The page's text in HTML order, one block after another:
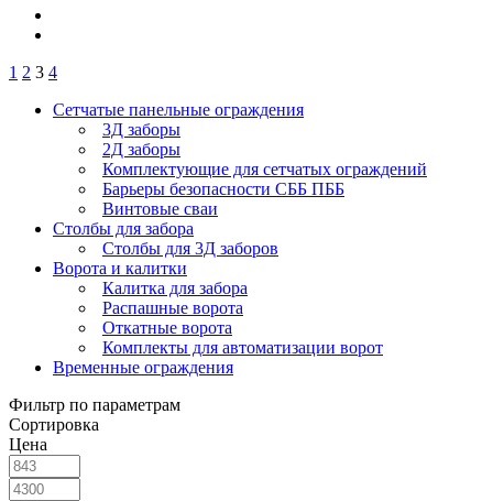
1 2 3 4
Сетчатые панельные ограждения
3Д заборы
2Д заборы
Комплектующие для сетчатых ограждений
Барьеры безопасности СББ ПББ
Винтовые сваи
Столбы для забора
Столбы для 3Д заборов
Ворота и калитки
Калитка для забора
Распашные ворота
Откатные ворота
Комплекты для автоматизации ворот
Временные ограждения
Фильтр по параметрам
Сортировка
Цена